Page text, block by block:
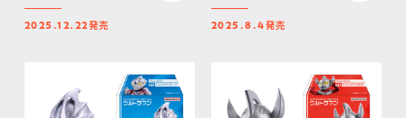
2025.12.22発売 2025.8.4発売